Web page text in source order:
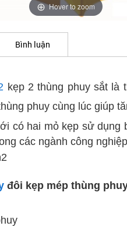
Hover to zoom
Bình luận
kẹp 2 thùng phuy sắt là
phuy cùng lúc giúp
có hai mỏ kẹp sử dụng
các ngành công
đôi kẹp mép thùng